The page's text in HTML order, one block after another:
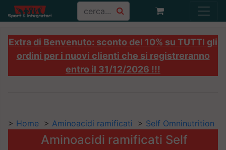
Extra di Benvenuto: sconto del 10% su TUTTI gli
ordini per i nuovi clienti che si registreranno
entro il 31/12/2026 !!!
> Home > Aminoacidi ramificati > Self Omninutrition
Aminoacidi ramificati Self